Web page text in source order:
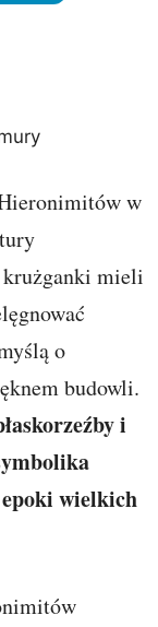
w
mieli
o
budowli.
i
epoki wielkich